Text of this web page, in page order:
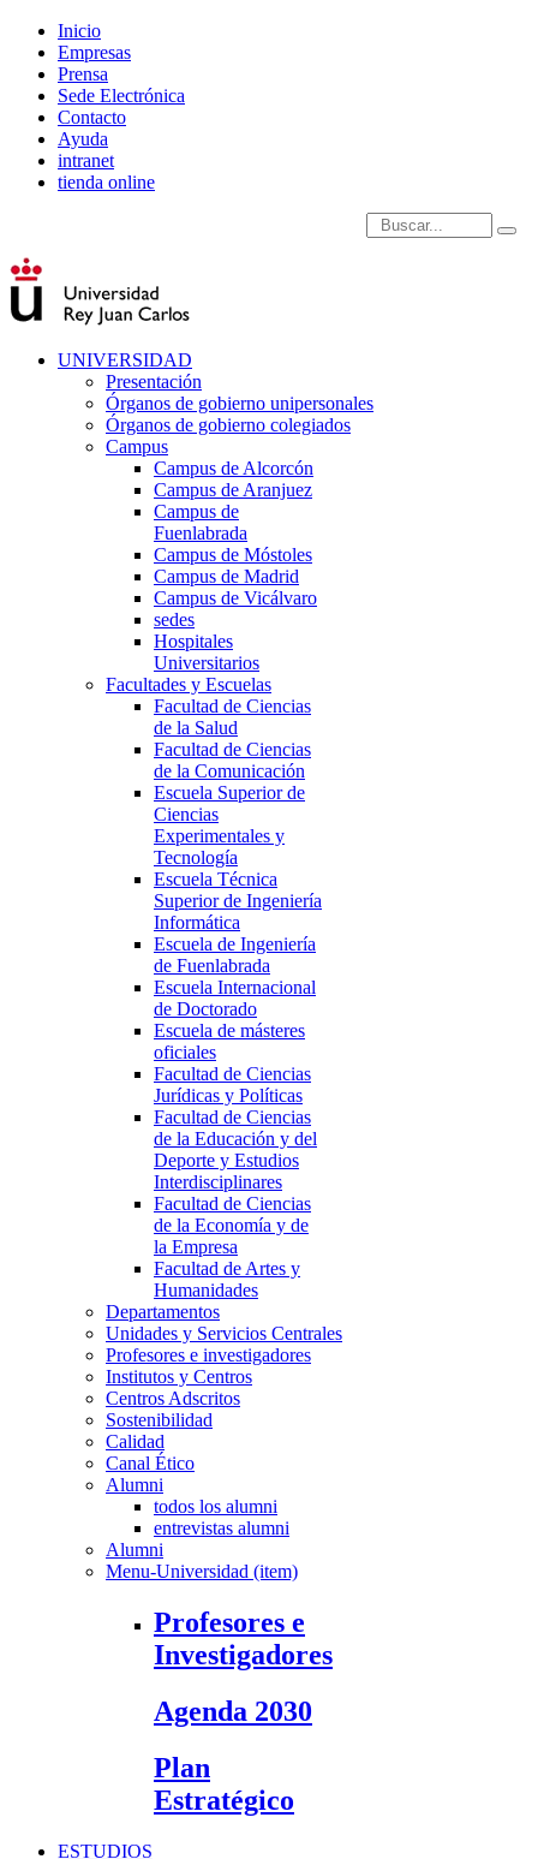
Inicio
Empresas
Prensa
Sede Electrónica
Contacto
Ayuda
intranet
tienda online
Introduce términos de
UNIVERSIDAD
Presentación
Órganos de gobierno unipersonales
Órganos de gobierno colegiados
Campus
Campus de Alcorcón
Campus de Aranjuez
Campus de
Fuenlabrada
Campus de Móstoles
Campus de Madrid
Campus de Vicálvaro
sedes
Hospitales
Universitarios
Facultades y Escuelas
Facultad de Ciencias
de la Salud
Facultad de Ciencias
de la Comunicación
Escuela Superior de
Ciencias
Experimentales y
Tecnología
Escuela Técnica
Superior de Ingeniería
Informática
Escuela de Ingeniería
de Fuenlabrada
Escuela Internacional
de Doctorado
Escuela de másteres
oficiales
Facultad de Ciencias
Jurídicas y Políticas
Facultad de Ciencias
de la Educación y del
Deporte y Estudios
Interdisciplinares
Facultad de Ciencias
de la Economía y de
la Empresa
Facultad de Artes y
Humanidades
Departamentos
Unidades y Servicios Centrales
Profesores e investigadores
Institutos y Centros
Centros Adscritos
Sostenibilidad
Calidad
Canal Ético
Alumni
todos los alumni
entrevistas alumni
Alumni
Menu-Universidad (item)
Profesores e
Investigadores
Agenda 2030
Plan
Estratégico
ESTUDIOS